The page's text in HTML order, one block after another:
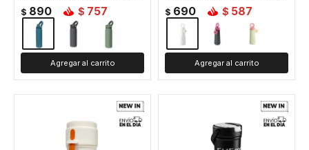
$ 890 $ 757 $ 690 $ 587